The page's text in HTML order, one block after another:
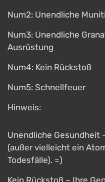
Num2: Unendliche
Num3: Unendliche
Ausrüstung
Num4: Kein Rückstoß
Num5: Schnellfeuer
Hinweis:
Unendliche Gesundheit
(außer vielleicht ein
Todesfälle). =)
Kein Rückstoß – Ihre